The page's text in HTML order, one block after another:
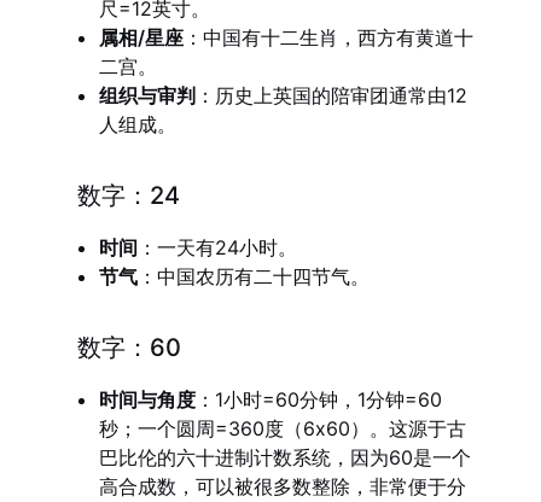
尺=12英寸。
属相/星座 ：中国有十二生肖，西方有黄道十
二宫。
组织与审判 ：历史上英国的陪审团通常由12
人组成。
数字：24
时间 ：一天有24小时。
节气 ：中国农历有二十四节气。
数字：60
时间与角度 ：1小时=60分钟，1分钟=60
秒；一个圆周=360度（6x60）。这源于古
巴比伦的六十进制计数系统，因为60是一个
高合成数，可以被很多数整除，非常便于分